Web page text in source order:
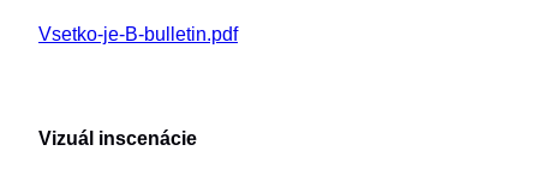
Vsetko-je-B-bulletin.pdf
Vizuál inscenácie